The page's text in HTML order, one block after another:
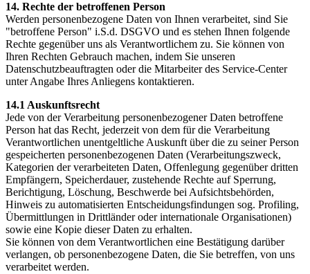
14. Rechte der betroffenen Person
Werden personenbezogene Daten von Ihnen verarbeitet, sind Sie
"betroffene Person" i.S.d. DSGVO und es stehen Ihnen folgende
Rechte gegenüber uns als Verantwortlichem zu. Sie können von
Ihren Rechten Gebrauch machen, indem Sie unseren
Datenschutzbeauftragten oder die Mitarbeiter des Service-Center
unter Angabe Ihres Anliegens kontaktieren.
14.1 Auskunftsrecht
Jede von der Verarbeitung personenbezogener Daten betroffene
Person hat das Recht, jederzeit von dem für die Verarbeitung
Verantwortlichen unentgeltliche Auskunft über die zu seiner Person
gespeicherten personenbezogenen Daten (Verarbeitungszweck,
Kategorien der verarbeiteten Daten, Offenlegung gegenüber dritten
Empfängern, Speicherdauer, zustehende Rechte auf Sperrung,
Berichtigung, Löschung, Beschwerde bei Aufsichtsbehörden,
Hinweis zu automatisierten Entscheidungsfindungen sog. Profiling,
Übermittlungen in Drittländer oder internationale Organisationen)
sowie eine Kopie dieser Daten zu erhalten.
Sie können von dem Verantwortlichen eine Bestätigung darüber
verlangen, ob personenbezogene Daten, die Sie betreffen, von uns
verarbeitet werden.